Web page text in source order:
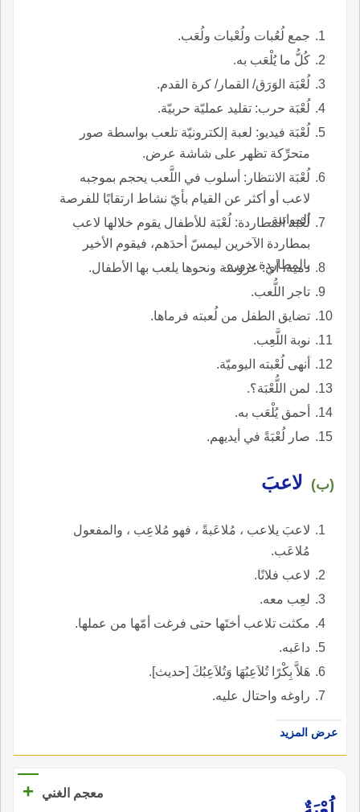
جمع لُعُبات ولُعْبات ولُعَب.
كُلُّ ما يُلْعَب به.
لُعْبَة الوَرَق/ القمار/ كرة القدم.
لُعْبَة حرب: تقليد عمليّة حربيّة.
لُعْبَة فيديو: لعبة إلكترونيّة تلعب بواسطة صور
متحرِّكة تظهر على شاشة عرض.
لُعْبَة الانتظار: أسلوب في اللَّعب يحجم بموجبه
لاعب أو أكثر عن القيام بأيّ نشاط ارتقابًا للفرصة
المواتية.
لُعْبَة المطاردة: لُعْبَة للأطفال يقوم خلالها لاعب
بمطاردة الآخرين ليمسّ أحدَهم، فيقوم الأخير
بالمطاردة بدوره.
دمية، أي: عروسة ونحوها يلعب بها الأطفال.
تاجر اللُّعب.
تضايق الطفل من لُعبته فرماها.
نوبة اللَّعِب.
أنهى لُعْبته اليوميّة.
لمن اللُّعْبَة؟.
أحمق يُلْعَب به.
صار لُعْبَةً في أيديهم.
(ب) لاعبَ
لاعبَ يلاعب ، مُلاعَبةً ، فهو مُلاعِب ، والمفعول
مُلاعَب.
لاعب فلانًا.
لعِب معه.
مكثت تلاعب أختَها حتى فرغت أمّها من عملها.
داعَبه.
هَلاَّ بِكْرًا تُلاَعِبُهَا وَتُلاَعِبُكَ [حديث].
راوغه واحتال عليه.
عرض المزيد
معجم الغني
+